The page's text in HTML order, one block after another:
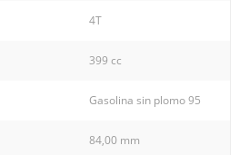
4T
399 cc
Gasolina sin plomo 95
84,00 mm